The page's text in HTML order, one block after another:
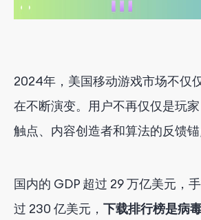
2024年，美国移动游戏市场不仅
在不断演变。用户不再仅仅是玩
触点、内容创造者和算法的反馈锚
国内的 GDP 超过 29 万亿美元，
过 230 亿美元， 下载排行榜是病